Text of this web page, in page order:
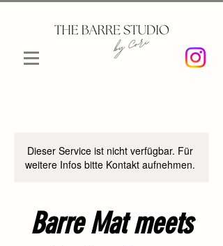
Dieser Service ist nicht verfügbar. Für
weitere Infos bitte Kontakt aufnehmen.
Barre Mat meets